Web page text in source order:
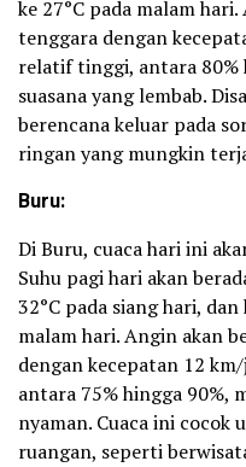
ke 27°C pada malam
tenggara dengan
relatif tinggi, antara 80%
suasana yang lembab.
berencana keluar pada
ringan yang mungkin
Buru:
Di Buru, cuaca hari ini
Suhu pagi hari akan
32°C pada siang hari,
malam hari. Angin akan
dengan kecepatan 12
antara 75% hingga 90%,
nyaman. Cuaca ini
ruangan, seperti